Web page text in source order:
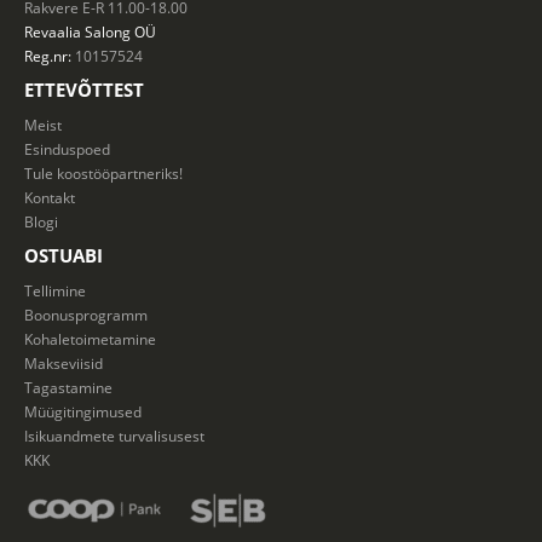
Rakvere E-R 11.00-18.00
Revaalia SalongOÜ
Reg.nr: 10157524
ETTEVÕTTEST
Meist
Esinduspoed
Tule koostööpartneriks!
Kontakt
Blogi
OSTUABI
Tellimine
Boonusprogramm
Kohaletoimetamine
Makseviisid
Tagastamine
Müügitingimused
Isikuandmete turvalisusest
KKK